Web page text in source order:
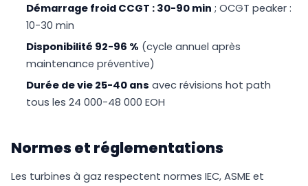
Démarrage froid CCGT : 30-90 min ; OCGT peaker :
10-30 min
Disponibilité 92-96 % (cycle annuel après
maintenance préventive)
Durée de vie 25-40 ans avec révisions hot path
tous les 24 000-48 000 EOH
Normes et réglementations
Les turbines à gaz respectent normes IEC, ASME et